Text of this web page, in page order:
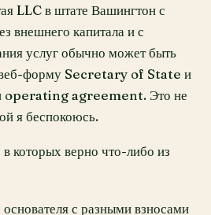
LLC в штате Вашингтон с
внешнего капитала и с
услуг обычно может быть
веб-форму Secretary of State и
operating agreement. Это не
я беспокоюсь.
которых верно что-либо из
с разными взносами